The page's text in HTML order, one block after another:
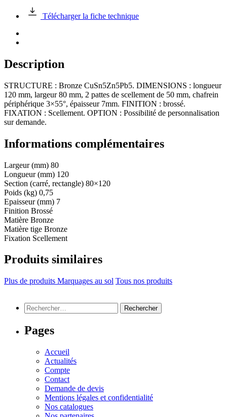
120x80mm
Télécharger la fiche technique
Description
STRUCTURE : Bronze CuSn5Zn5Pb5. DIMENSIONS : longueur
120 mm, largeur 80 mm, 2 pattes de scellement de 50 mm, chafrein
périphérique 3×55°, épaisseur 7mm. FINITION : brossé.
FIXATION : Scellement. OPTION : Possibilité de personnalisation
sur demande.
Informations complémentaires
Largeur (mm) 80
Longueur (mm) 120
Section (carré, rectangle) 80×120
Poids (kg) 0,75
Epaisseur (mm) 7
Finition Brossé
Matière Bronze
Matière tige Bronze
Fixation Scellement
Produits similaires
Plus de produits Marquages au sol Tous nos produits
Rechercher :
Pages
Accueil
Actualités
Compte
Contact
Demande de devis
Mentions légales et confidentialité
Nos catalogues